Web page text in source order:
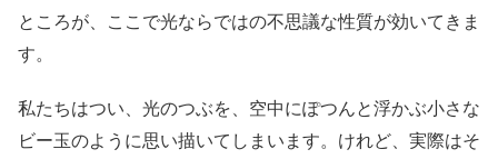
ところが、ここで光ならではの不思議な性質が効いてきま
す。
私たちはつい、光のつぶを、空中にぽつんと浮かぶ小さな
ビー玉のように思い描いてしまいます。けれど、実際はそ